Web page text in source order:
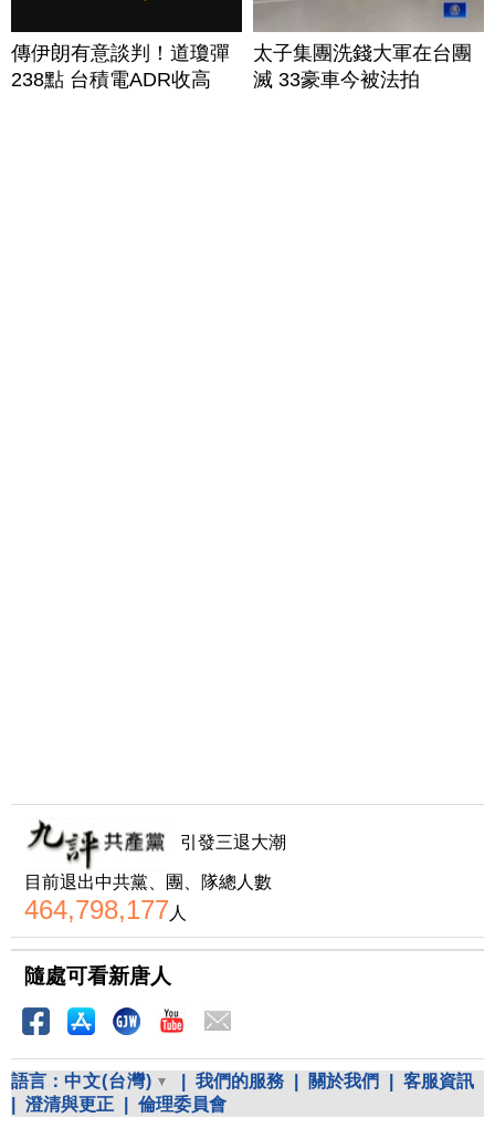
傳伊朗有意談判！道瓊彈
238點 台積電ADR收高
太子集團洗錢大軍在台團
滅 33豪車今被法拍
引發三退大潮
目前退出中共黨、團、隊總人數
464,798,177人
隨處可看新唐人
語言： 中文(台灣) 我們的服務 關於我們
客服資訊
澄清與更正 倫理委員會